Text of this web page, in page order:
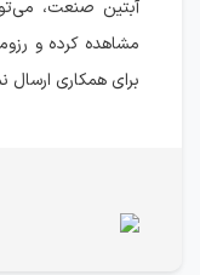
آبتین صنعت،
مشاهده کرده و
برای همکاری ارسال